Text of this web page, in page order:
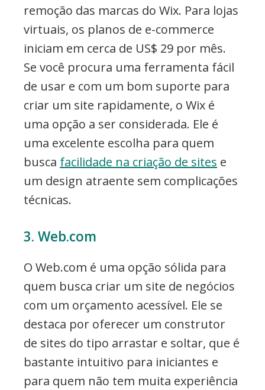
remoção das marcas do Wix. Para lojas
virtuais, os planos de e-commerce
iniciam em cerca de US$ 29 por mês.
Se você procura uma ferramenta fácil
de usar e com um bom suporte para
criar um site rapidamente, o Wix é
uma opção a ser considerada. Ele é
uma excelente escolha para quem
busca facilidade na criação de sites e
um design atraente sem complicações
técnicas.
3. Web.com
O Web.com é uma opção sólida para
quem busca criar um site de negócios
com um orçamento acessível. Ele se
destaca por oferecer um construtor
de sites do tipo arrastar e soltar, que é
bastante intuitivo para iniciantes e
para quem não tem muita experiência